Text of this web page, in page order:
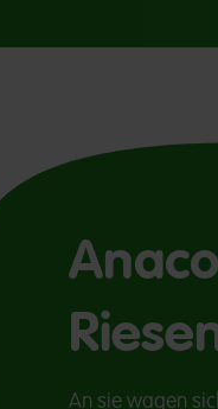
An sie wagen